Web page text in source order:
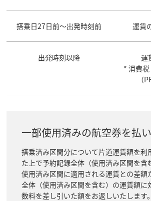
搭乗日27日前～出発時刻前 運賃
出発時刻以降
運
* 消費
（
一部使用済みの航空券を払
搭乗済み区間分について片道運賃額を利
た上で予約記録全体（使用済み区間を含
使用済み区間に適用される運賃との差額
全体（使用済み区間を含む）の運賃額に
数料を差し引いた額をお返しいたします